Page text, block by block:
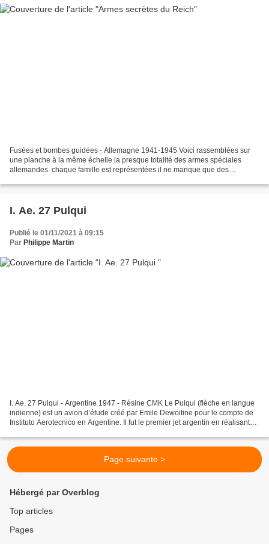
Fusées et bombes guidées - Allemagne 1941-1945 Voici rassemblées sur
une planche à la même échelle la presque totalité des armes spéciales
allemandes. chaque famille est représentées il ne manque que des
I. Ae. 27 Pulqui
Publié le 01/11/2021 à 09:15
Par Philippe Martin
I. Ae. 27 Pulqui - Argentine 1947 - Résine CMK Le Pulqui (flèche en langue
indienne) est un avion d’étude créé par Emile Dewoitine pour le compte de
Instituto Aerotecnico en Argentine. Il fut le premier jet argentin en réalisant
Page suivante >
Hébergé par Overblog
Top articles
Pages